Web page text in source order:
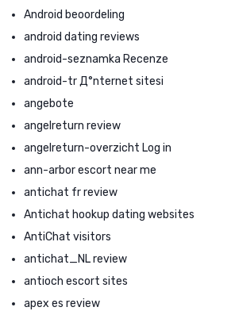
Android beoordeling
android dating reviews
android-seznamka Recenze
android-tr Д°nternet sitesi
angebote
angelreturn review
angelreturn-overzicht Log in
ann-arbor escort near me
antichat fr review
Antichat hookup dating websites
AntiChat visitors
antichat_NL review
antioch escort sites
apex es review